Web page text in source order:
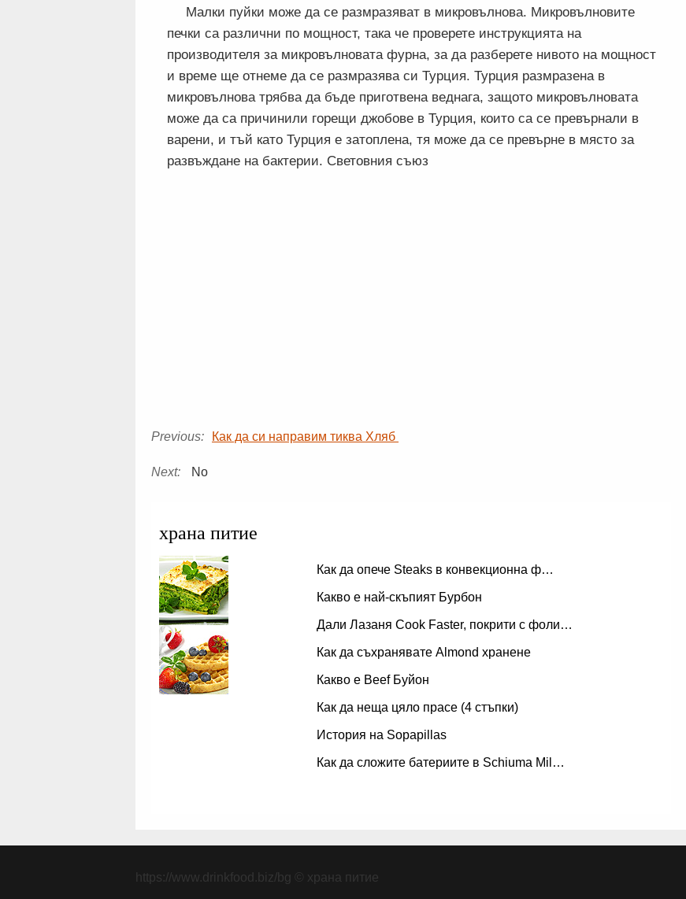
Малки пуйки може да се размразяват в микровълнова. Микровълновите
печки са различни по мощност, така че проверете инструкцията на
производителя за микровълновата фурна, за да разберете нивото на мощност
и време ще отнеме да се размразява си Турция. Турция размразена в
микровълнова трябва да бъде приготвена веднага, защото микровълновата
може да са причинили горещи джобове в Турция, които са се превърнали в
варени, и тъй като Турция е затоплена, тя може да се превърне в място за
развъждане на бактерии. Световния съюз
Previous: Как да си направим тиква Хляб
Next: No
храна питие
Как да опече Steaks в конвекционна ф…
Какво е най-скъпият Бурбон
Дали Лазаня Cook Faster, покрити с фоли…
Как да съхранявате Almond хранене
Какво е Beef Буйон
Как да неща цяло прасе (4 стъпки)
История на Sopapillas
Как да сложите батериите в Schiuma Mil…
https://www.drinkfood.biz/bg © храна питие